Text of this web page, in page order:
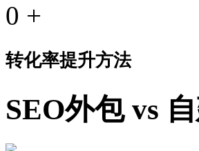
0 +
转化率提升方法
SEO外包 vs